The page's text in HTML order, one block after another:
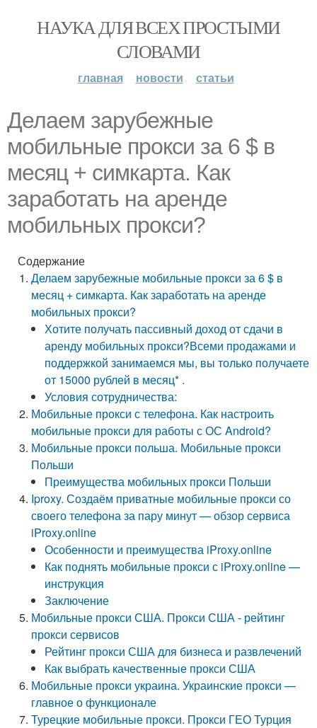
НАУКА ДЛЯ ВСЕХ ПРОСТЫМИ
СЛОВАМИ
главная новости статьи
Делаем зарубежные
мобильные прокси за 6 $ в
месяц + симкарта. Как
заработать на аренде
мобильных прокси?
Содержание
Делаем зарубежные мобильные прокси за 6 $ в
месяц + симкарта. Как заработать на аренде
мобильных прокси?
Хотите получать пассивный доход от сдачи в
аренду мобильных прокси?Всеми продажами и
поддержкой занимаемся мы, вы только получаете
от 15000 рублей в месяц* .
Условия сотрудничества:
Мобильные прокси с телефона. Как настроить
мобильные прокси для работы с ОС Android?
Мобильные прокси польша. Мобильные прокси
Польши
Преимущества мобильных прокси Польши
Iproxy. Создаём приватные мобильные прокси со
своего телефона за пару минут — обзор сервиса
iProxy.online
Особенности и преимущества iProxy.online
Как поднять мобильные прокси с iProxy.online —
инструкция
Заключение
Мобильные прокси США. Прокси США - рейтинг
прокси сервисов
Рейтинг прокси США для бизнеса и развлечений
Как выбрать качественные прокси США
Мобильные прокси украина. Украинские прокси —
главное о функционале
Турецкие мобильные прокси. Прокси ГЕО Турция